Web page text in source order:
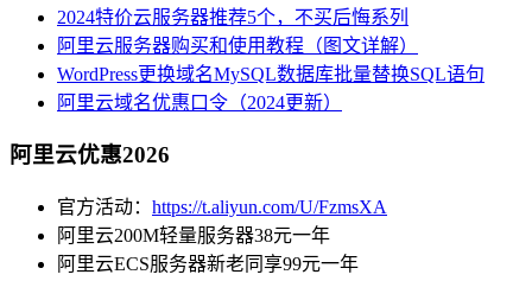
2024特价云服务器推荐5个，不买后悔系列
阿里云服务器购买和使用教程（图文详解）
WordPress更换域名MySQL数据库批量替换SQL语句
阿里云域名优惠口令（2024更新）
阿里云优惠2026
官方活动： https://t.aliyun.com/U/FzmsXA
阿里云200M轻量服务器38元一年
阿里云ECS服务器新老同享99元一年